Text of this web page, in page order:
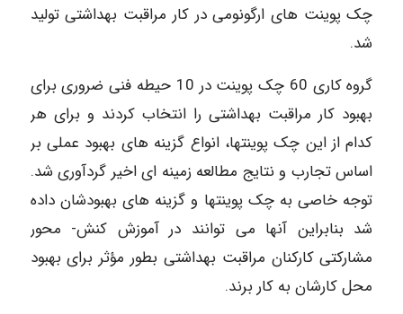
چک پوینت های ارگونومی در کار مراقبت بهداشتی تولید
شد.
گروه کاری 60 چک پوینت در 10 حیطه فنی ضروری برای
بهبود کار مراقبت بهداشتی را انتخاب کردند و برای هر
کدام از این چک پوینتها، انواع گزینه های بهبود عملی بر
اساس تجارب و نتایج مطالعه زمینه ای اخیر گردآوری شد.
توجه خاصی به چک پوینتها و گزینه های بهبودشان داده
شد بنابراین آنها می توانند در آموزش کنش- محور
مشارکتی کارکنان مراقبت بهداشتی بطور مؤثر برای بهبود
محل کارشان به کار برند.